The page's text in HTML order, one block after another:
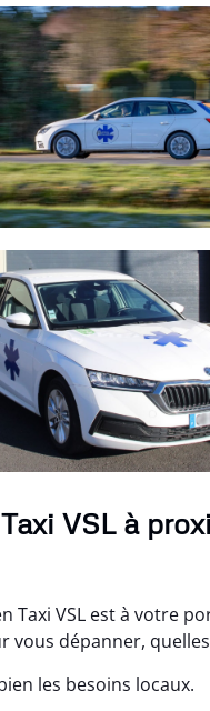
VSL à
Taxi VSL est à votre
dépanner,
les besoins locaux.